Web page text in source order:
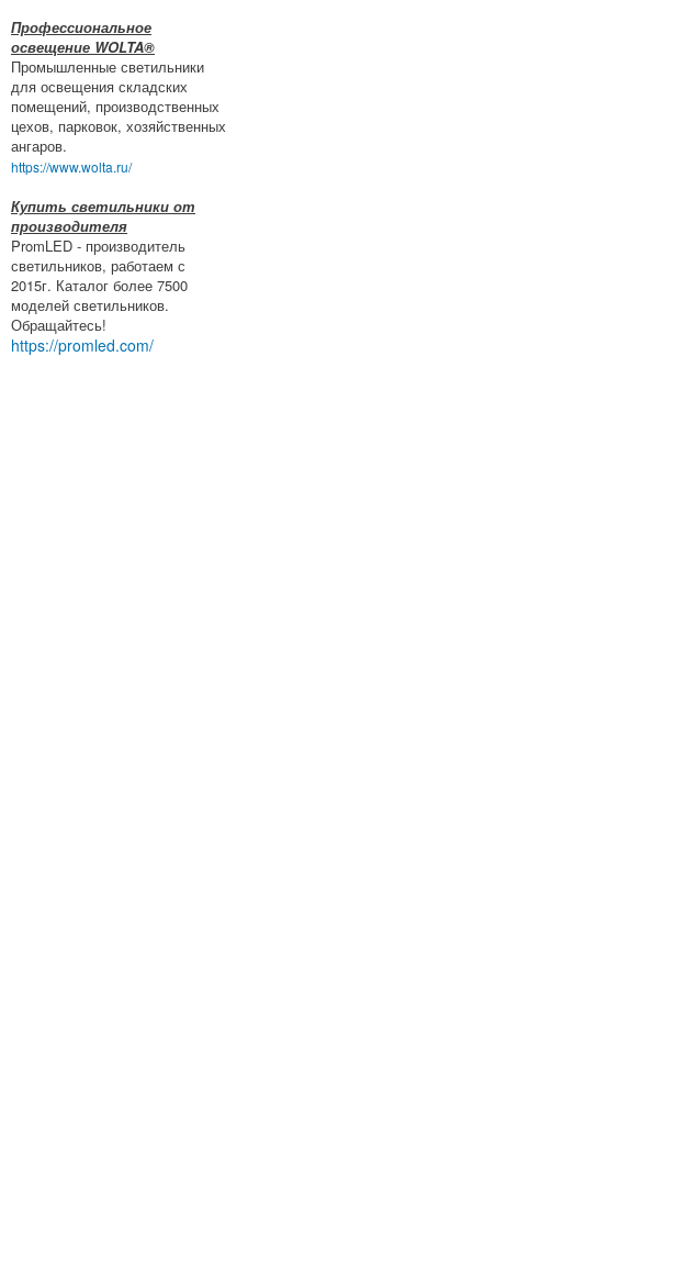
Профессиональное
освещение WOLTA®
Промышленные светильники
для освещения складских
помещений, производственных
цехов, парковок, хозяйственных
ангаров.
https://www.wolta.ru/
Купить светильники от
производителя
PromLED - производитель
светильников, работаем с
2015г. Каталог более 7500
моделей светильников.
Обращайтесь!
https://promled.com/